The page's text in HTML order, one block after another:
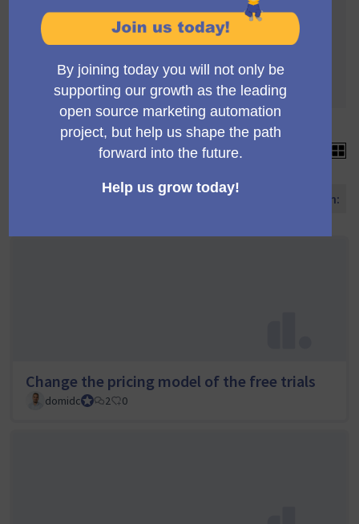
Die Abstimmung unterliegt folgenden Regeln:
Um validiert zu werden, müssen die Vorschläge
4 Unterstützungen erreichen
Jeder Vorschlag kann mehr als 4 Stimmen
sammeln
15 Vorschläge
Vorschläge sortieren nach:
Change the pricing model of the free trials
domidcCouncil member
2 0